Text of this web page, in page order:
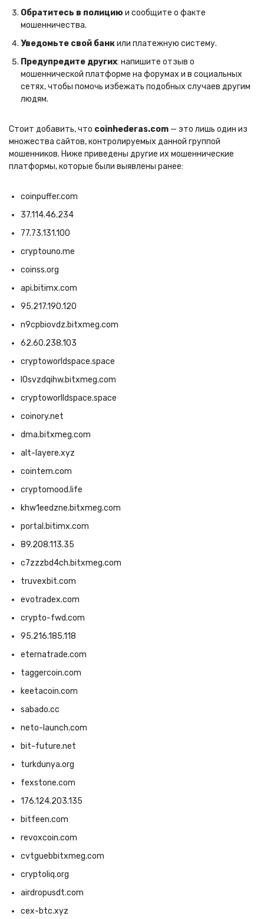
Обратитесь в полицию и сообщите о факте
мошенничества.
Уведомьте свой банкили платежную систему.
Предупредите других: напишите отзыв о
мошеннической платформе на форумах и в социальных
сетях, чтобы помочь избежать подобных случаев другим
людям.
Стоит добавить, что coinhederas.com — это лишь один из
множества сайтов, контролируемых данной группой
мошенников. Ниже приведены другие их мошеннические
платформы, которые были выявлены ранее:
coinpuffer.com
37.114.46.234
77.73.131.100
cryptouno.me
coinss.org
api.bitimx.com
95.217.190.120
n9cpbiovdz.bitxmeg.com
62.60.238.103
cryptoworldspace.space
l0svzdqihw.bitxmeg.com
cryptoworlldspace.space
coinory.net
dma.bitxmeg.com
alt-layere.xyz
cointem.com
cryptomood.life
khw1eedzne.bitxmeg.com
portal.bitimx.com
89.208.113.35
c7zzzbd4ch.bitxmeg.com
truvexbit.com
evotradex.com
crypto-fwd.com
95.216.185.118
eternatrade.com
taggercoin.com
keetacoin.com
sabado.cc
neto-launch.com
bit-future.net
turkdunya.org
fexstone.com
176.124.203.135
bitfeen.com
revoxcoin.com
cvtguebbitxmeg.com
cryptoliq.org
airdropusdt.com
cex-btc.xyz